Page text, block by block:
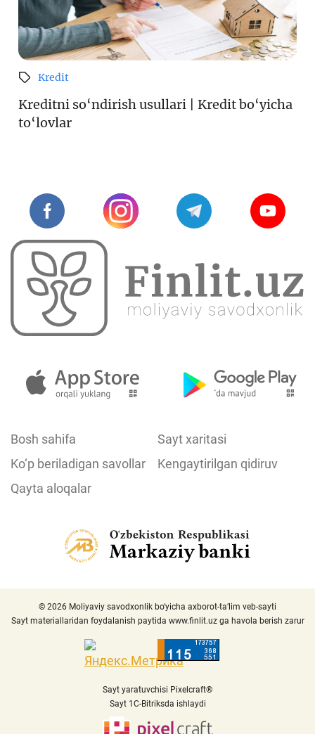
Kredit
Kreditni so‘ndirish usullari | Kredit bo‘yicha
to‘lovlar
Bosh sahifa
Sayt xaritasi
Ko‘p beriladigan savollar
Kengaytirilgan qidiruv
Qayta aloqalar
© 2026 Moliyaviy savodxonlik bo‘yicha axborot-ta’lim veb-sayti
Sayt materiallaridan foydalanish paytida www.finlit.uzga havola berish zarur
Sayt yaratuvchisi Pixelcraft®
Sayt 1C-Bitriksda ishlaydi